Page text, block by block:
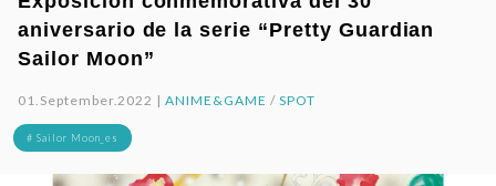
aniversario de la serie “Pretty Guardian
Sailor Moon”
01.September.2022 |ANIME&GAME / SPOT
# Sailor Moon_es